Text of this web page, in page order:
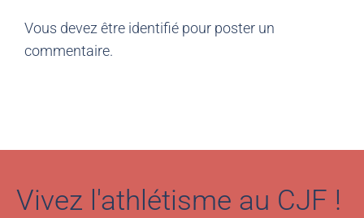
Vous devez être identifié pour poster un
commentaire.
Vivez l'athlétisme au CJF !